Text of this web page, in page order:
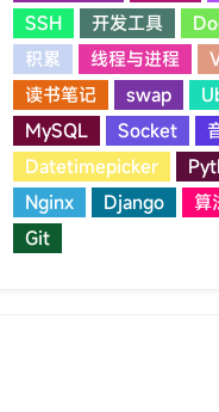
SSH
开发工具
积累
线程与进程
读书笔记
swap
MySQL
Socket
Datetimepicker
Nginx
Django 算
Git